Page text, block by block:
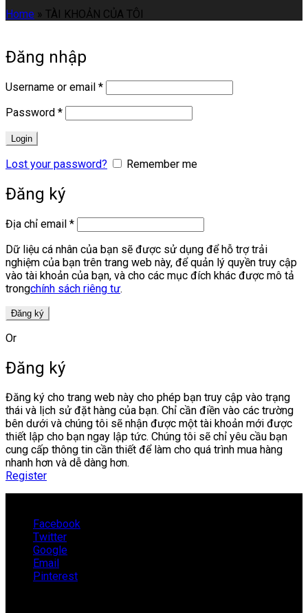
Home » TÀI KHOẢN CỦA TÔI
Đăng nhập
Username or email *
Password *
Login
Lost your password? Remember me
Đăng ký
Địa chỉ email *
Dữ liệu cá nhân của bạn sẽ được sử dụng để hỗ trợ trải
nghiệm của bạn trên trang web này, để quản lý quyền truy cập
vào tài khoản của bạn, và cho các mục đích khác được mô tả
trongchính sách riêng tư.
Đăng ký
Or
Đăng ký
Đăng ký cho trang web này cho phép bạn truy cập vào trạng
thái và lịch sử đặt hàng của bạn. Chỉ cần điền vào các trường
bên dưới và chúng tôi sẽ nhận được một tài khoản mới được
thiết lập cho bạn ngay lập tức. Chúng tôi sẽ chỉ yêu cầu bạn
cung cấp thông tin cần thiết để làm cho quá trình mua hàng
nhanh hơn và dễ dàng hơn.
Register
Facebook
Twitter
Google
Email
Pinterest